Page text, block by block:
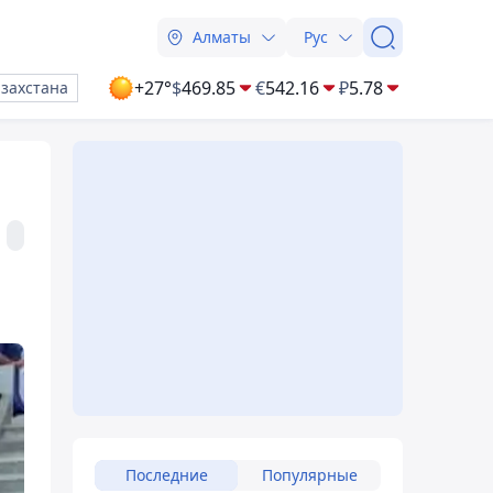
Алматы Рус
+27°$469.85 €542.16 ₽5.78
Последние Популярные